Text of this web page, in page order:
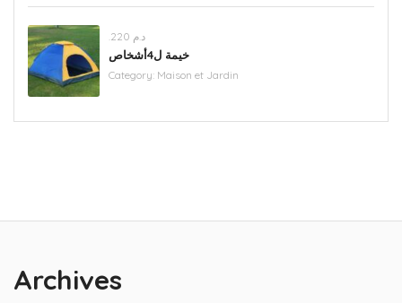
.د.م 220
خيمة ل4أشخاص
Category: Maison et Jardin
Archives